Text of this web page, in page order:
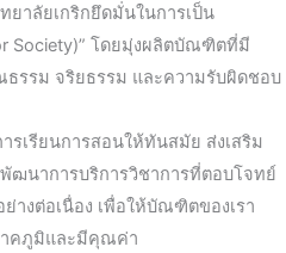
ยาลัยเกริกยึดมั่นในการเป็น
Society)” โดยมุ่งผลิตบัณฑิตที่มี
รรม จริยธรรม และความรับผิดชอบ
รียนการสอนให้ทันสมัย ส่งเสริม
ฒนาการบริการวิชาการที่ตอบโจทย์
งต่อเนื่อง เพื่อให้บัณฑิตของเรา
าคภูมิและมีคุณค่า